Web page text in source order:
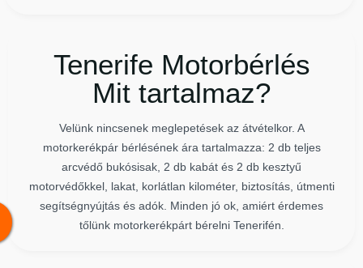
Tenerife Motorbérlés
Mit tartalmaz?
Velünk nincsenek meglepetések az átvételkor. A
motorkerékpár bérlésének ára tartalmazza: 2 db teljes
arcvédő bukósisak, 2 db kabát és 2 db kesztyű
motorvédőkkel, lakat, korlátlan kilométer, biztosítás, útmenti
segítségnyújtás és adók. Minden jó ok, amiért érdemes
tőlünk motorkerékpárt bérelni Tenerifén.